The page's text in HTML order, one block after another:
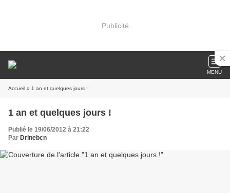
Publicité
MENU
Accueil » 1 an et quelques jours !
1 an et quelques jours !
Publié le 19/06/2012 à 21:22
Par Drinebcn